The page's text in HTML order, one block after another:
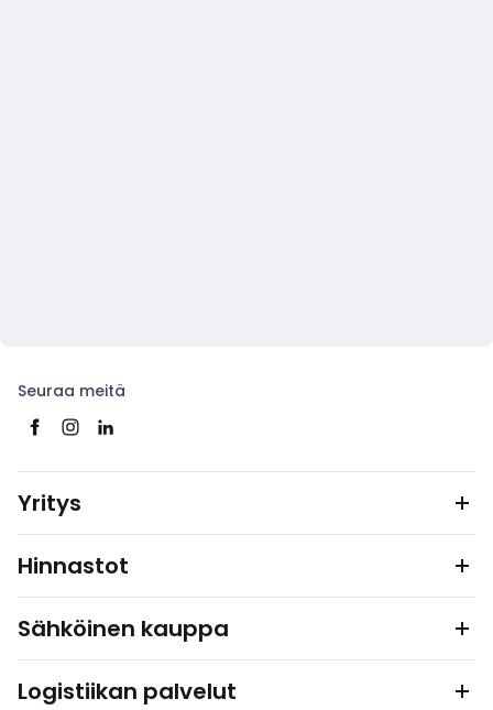
Seuraa meitä
Yritys
Hinnastot
Sähköinen kauppa
Logistiikan palvelut